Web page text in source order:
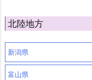
北陸地方
新潟県
富山県